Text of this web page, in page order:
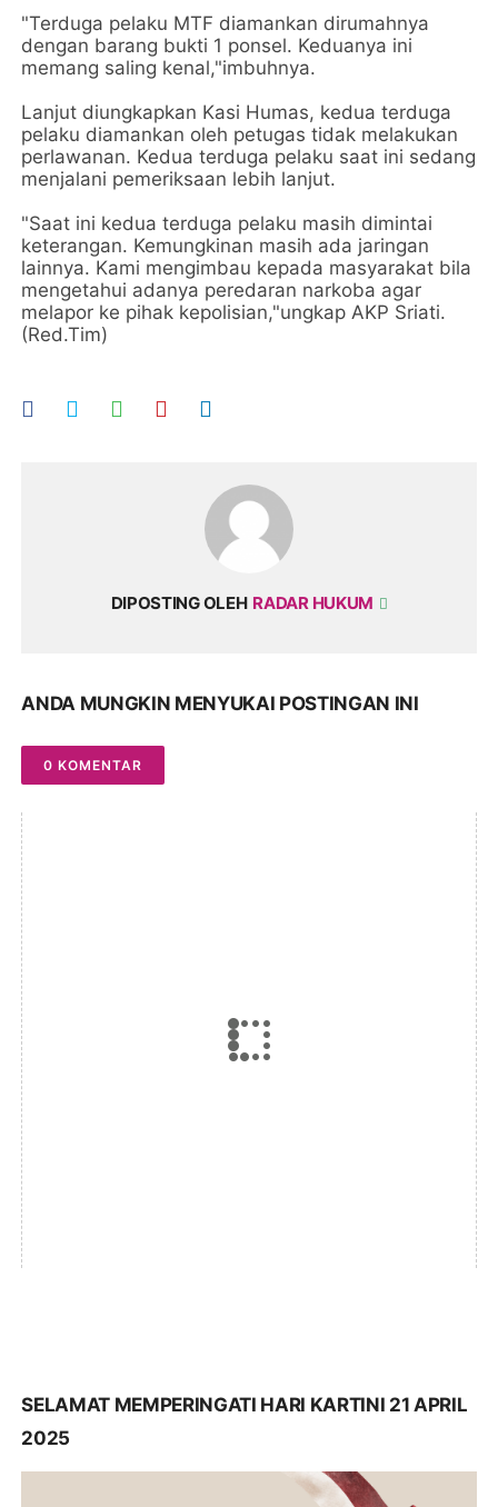
"Terduga pelaku MTF diamankan dirumahnya
dengan barang bukti 1 ponsel. Keduanya ini
memang saling kenal,"imbuhnya.
Lanjut diungkapkan Kasi Humas, kedua terduga
pelaku diamankan oleh petugas tidak melakukan
perlawanan. Kedua terduga pelaku saat ini sedang
menjalani pemeriksaan lebih lanjut.
"Saat ini kedua terduga pelaku masih dimintai
keterangan. Kemungkinan masih ada jaringan
lainnya. Kami mengimbau kepada masyarakat bila
mengetahui adanya peredaran narkoba agar
melapor ke pihak kepolisian,"ungkap AKP Sriati.
(Red.Tim)
DIPOSTING OLEH RADAR HUKUM
ANDA MUNGKIN MENYUKAI POSTINGAN INI
0 KOMENTAR
SELAMAT MEMPERINGATI HARI KARTINI 21 APRIL
2025